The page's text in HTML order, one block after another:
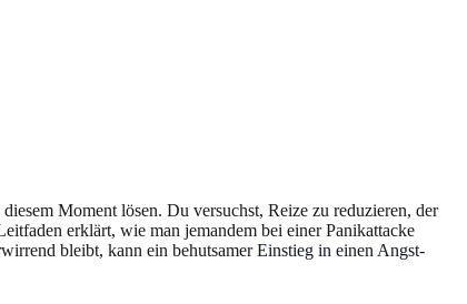
Moment lösen. Du versuchst, Reize zu reduzieren, der
erklärt, wie man jemandem bei einer Panikattacke
bleibt, kann ein behutsamerEinstieg in einen Angst-